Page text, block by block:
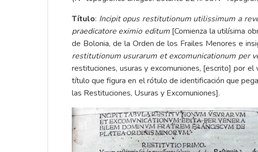
Título: Incipit opus restitutionum utilissimum a
praedicatore eximio editum[Comienza la utilísima
de Bolonia, de la Orden de los Frailes Menores e
restitutionum usurarum et excomunicationum per
restituciones, usuras y excomuniones, [escrito] por
título que figura en el rótulo de identificación que
las Restituciones, Usuras y Excomuniones].